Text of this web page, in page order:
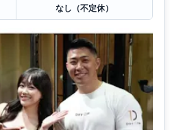
なし（不定休）